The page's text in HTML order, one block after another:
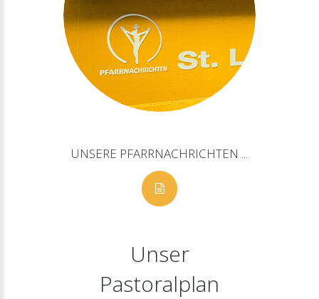
UNSERE PFARRNACHRICHTEN
Unser
Pastoralplan